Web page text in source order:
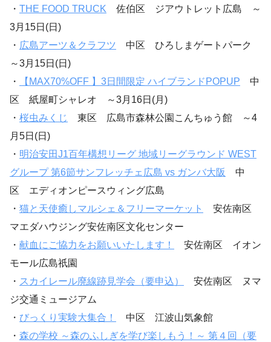
・ THE FOOD TRUCK 佐伯区 ジアウトレット広島 ～
3月15日(日)
・ 広島アーツ＆クラフツ 中区 ひろしまゲートパーク
～3月15日(日)
・
【MAX70%OFF 】3日間限定 ハイブランドPOPUP 中
区 紙屋町シャレオ ～3月16日(月)
・ 桜虫みくじ
東区 広島市森林公園こんちゅう館 ～4
月5日(日)
・ 明治安田J1百年構想リーグ 地域リーグラウンド WEST
グループ 第6節サンフレッチェ広島 vs ガンバ大阪
中
区 エディオンピースウィング広島
・ 猫と天使癒しマルシェ＆フリーマーケット
安佐南区
マエダハウジング安佐南区文化センター
・ 献血にご協力をお願いいたします！
安佐南区 イオン
モール広島祇園
・ スカイレール廃線跡見学会（要申込）
安佐南区 ヌマ
ジ交通ミュージアム
・ びっくり実験大集合！
中区 江波山気象館
・ 森の学校 ～森のふしぎを学び楽しもう！～ 第４回（要